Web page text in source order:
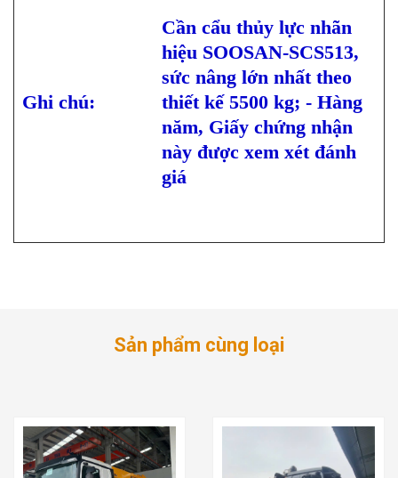
Ghi chú:
Cần cẩu thủy lực nhãn
hiệu SOOSAN-SCS513,
sức nâng lớn nhất theo
thiết kế 5500 kg; - Hàng
năm, Giấy chứng nhận
này được xem xét đánh
giá
Sản phẩm cùng loại